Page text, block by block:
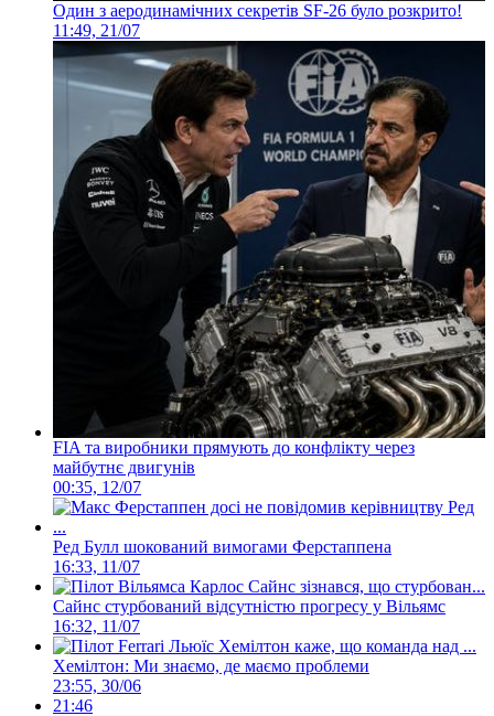
Один з аеродинамічних секретів SF-26 було розкрито!
11:49, 21/07
FIA та виробники прямують до конфлікту через
майбутнє двигунів
00:35, 12/07
Ред Булл шокований вимогами Ферстаппена
16:33, 11/07
Сайнс стурбований відсутністю прогресу у Вільямс
16:32, 11/07
Хемілтон: Ми знаємо, де маємо проблеми
23:55, 30/06
21:46